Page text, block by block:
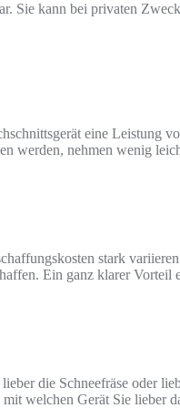
kann bei privaten
eine Leistung
werden, nehmen wenig
stark
Ein ganz klarer
die Schneefräse oder
welchen Gerät Sie lieber